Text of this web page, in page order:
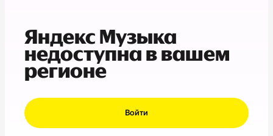
Яндекс Музыка
недоступна в вашем
регионе
Войти